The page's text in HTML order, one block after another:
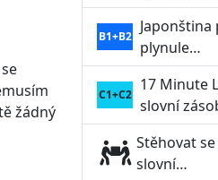
žádný
B1+B2
plynule…
C1+C2
17 Minute
slovní
Stěhovat
slovní…